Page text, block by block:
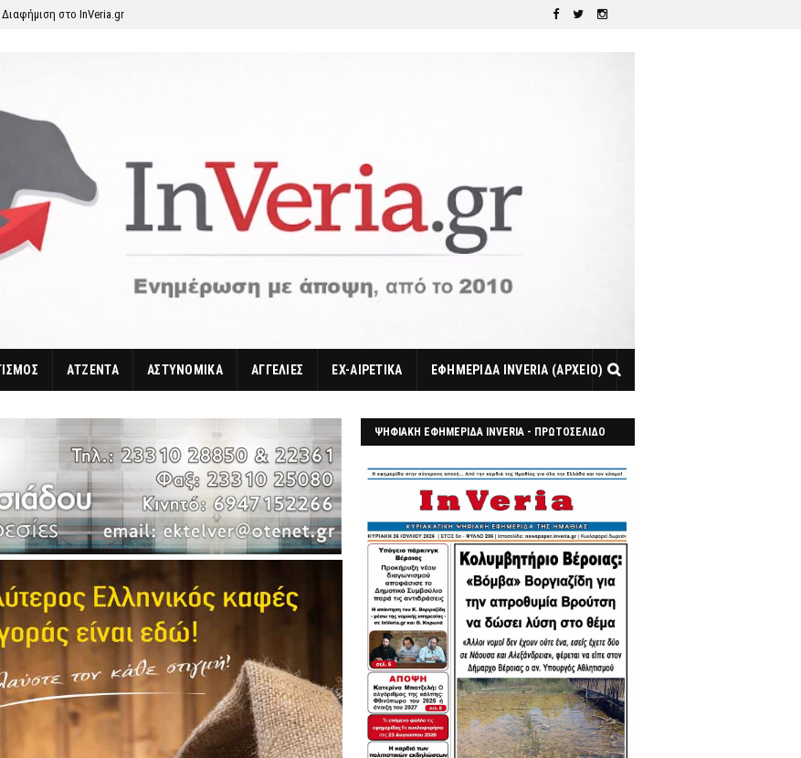
Διαφήμιση στο InVeria.gr
ΑΤΖΕΝΤΑ ΑΣΤΥΝΟΜΙΚΑ ΑΓΓΕΛΙΕΣ EX-ΑΙΡΕΤΙΚΑ ΕΦΗΜΕΡΙΔΑ INVERIA (ΑΡΧΕΙΟ)
ΨΗΦΙΑΚΗ ΕΦΗΜΕΡΙΔΑ INVERIA - ΠΡΩΤΟΣΕΛΙΔΟ